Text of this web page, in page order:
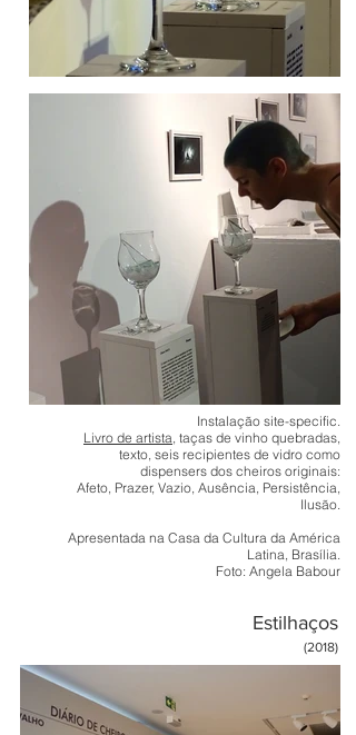
Instalação site-specific.
Livro de artista, taças de vinho quebradas,
texto, seis recipientes de vidro como
dispensers dos cheiros originais:
Afeto, Prazer, Vazio, Ausência, Persistência,
Ilusão.
Apresentada na Casa da Cultura da América
Latina, Brasília.
Foto: Angela Babour
Estilhaços
(2018)